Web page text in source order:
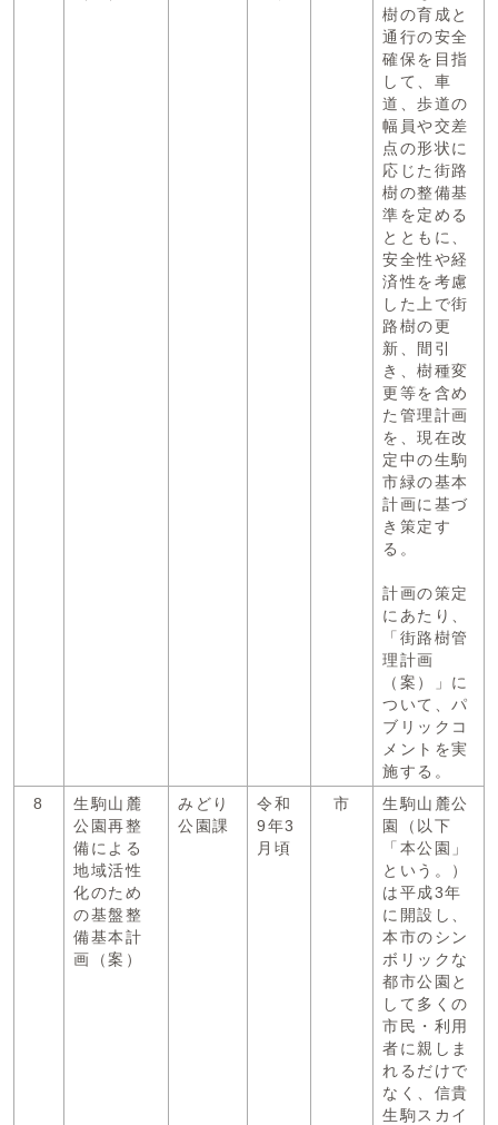
樹の育成と
通行の安全
確保を目指
して、車
道、歩道の
幅員や交差
点の形状に
応じた街路
樹の整備基
準を定める
とともに、
安全性や経
済性を考慮
した上で街
路樹の更
新、間引
き、樹種変
更等を含め
た管理計画
を、現在改
定中の生駒
市緑の基本
計画に基づ
き策定す
る。
計画の策定
にあたり、
「街路樹管
理計画
（案）」に
ついて、パ
ブリックコ
メントを実
施する。
8
生駒山麓
公園再整
備による
地域活性
化のため
の基盤整
備基本計
画（案）
みどり
公園課
令和
9年3
月頃
市
生駒山麓公
園（以下
「本公園」
という。）
は平成3年
に開設し、
本市のシン
ボリックな
都市公園と
して多くの
市民・利用
者に親しま
れるだけで
なく、信貴
生駒スカイ